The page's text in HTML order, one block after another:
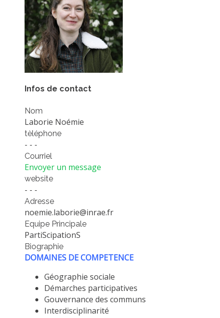
PLATEFORMES EXPÉRIMENTALES
IMPLANTATIONS GÉOGRAPHIQUES
PROJETS EN COURS
PROJETS TERMINÉS
FORMATION
MASTER
INGÉNIEUR
FORMATION CONTINUE
FORMATION DOCTORALE
MOOC
PRODUCTION
MÉTHODES ET OUTILS
LOGICIELS
THÈSES
WORKING PAPERS
Infos de contact
Nom
Laborie Noémie
tèléphone
- - -
Courriel
Envoyer un message
website
- - -
Adresse
noemie.laborie@inrae.fr
Equipe Principale
PartiScipationS
Biographie
DOMAINES DE COMPETENCE
Géographie sociale
Démarches participatives
Gouvernance des communs
Interdisciplinarité